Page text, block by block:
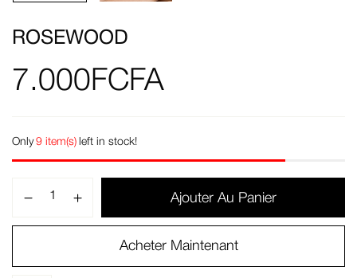
ROSEWOOD
7.000FCFA
Only 9 item(s) left in stock!
Ajouter Au Panier
Acheter Maintenant